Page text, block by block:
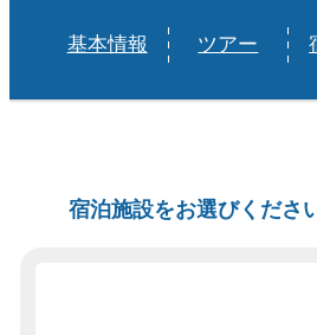
基本情報 ツアー
宿泊施設をお選びくださ